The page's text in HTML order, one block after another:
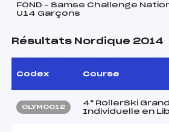
FOND – Samse Challenge
U14 Garçons
Résultats Nordique 2014
Codex Course
OLYM0012
4° RollerSki
Individuelle en